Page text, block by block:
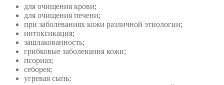
для очищения крови;
для очищения печени;
при заболеваниях кожи различной этиологии;
интоксикация;
зашлакованность;
грибковые заболевания кожи;
псориаз;
себорея;
угревая сыпь;